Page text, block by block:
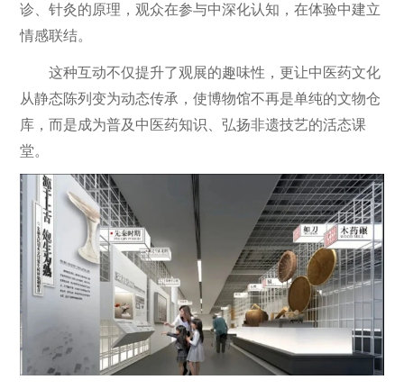
诊、针灸的原理，观众在参与中深化认知，在体验中建立
情感联结。
这种互动不仅提升了观展的趣味性，更让中医药文化
从静态陈列变为动态传承，使博物馆不再是单纯的文物仓
库，而是成为普及中医药知识、弘扬非遗技艺的活态课
堂。